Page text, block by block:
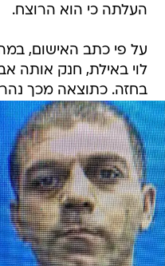
העלתה כי הוא הרוצח.
לוי באילת, חנק אותה
בחזה. כתוצאה מכך